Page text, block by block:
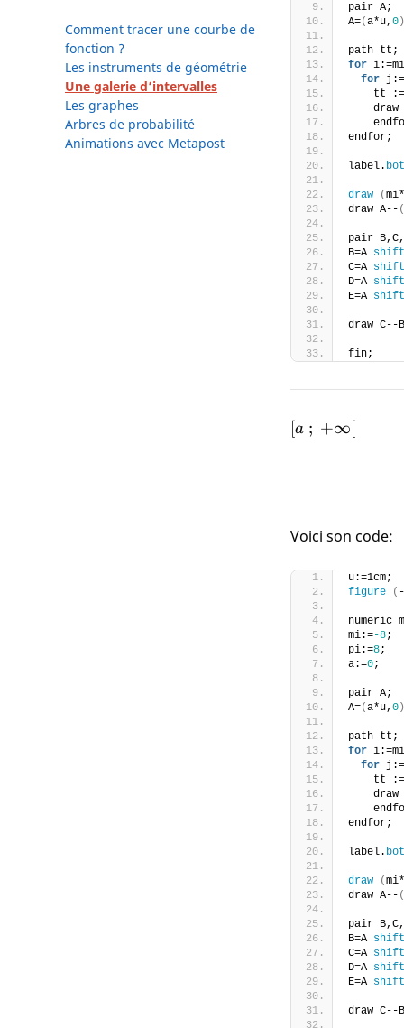
Comment tracer une courbe de
fonction ?
Les instruments de géométrie
Une galerie d’intervalles
Les graphes
Arbres de probabilité
Animations avec Metapost
pair A;
A=(a*u, 0 )
path tt;
for i:=mi
for j:=
    tt :=
draw
endfor;
label. bot
draw (
draw A-- (
pair
B=A
C=A
D=A
E=A
draw
fin;
[a~;~+\infty[
[a ; +∞[
Voici son code:
u:=1cm;
figure
(
numeric
mi:=-8;
pi:=8;
a:=0;
pair A;
A=(a*u, 0 )
path tt;
for i:=mi
for j:=
    tt :=
draw
endfor;
label. bot
draw (
draw A-- (
pair
B=A
C=A
D=A
E=A
draw